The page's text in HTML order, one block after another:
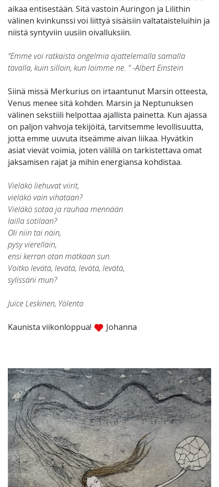
aikaa entisestään. Sitä vastoin Auringon ja Lilithin
välinen kvinkunssi voi liittyä sisäisiin valtataisteluihin ja
niistä syntyviin uusiin oivalluksiin.
"Emme voi ratkaista ongelmia ajattelemalla samalla
tavalla, kuin silloin, kun loimme ne. " -Albert Einstein
Siinä missä Merkurius on irtaantunut Marsin otteesta,
Venus menee sitä kohden. Marsin ja Neptunuksen
välinen sekstiili helpottaa ajallista painetta. Kun ajassa
on paljon vahvoja tekijöitä, tarvitsemme levollisuutta,
jotta emme uuvuta itseämme aivan liikaa. Hyvätkin
asiat vievät voimia, joten välillä on tarkistettava omat
jaksamisen rajat ja mihin energiansa kohdistaa.
Vieläkö liehuvat viirit,
vieläkö vain vihataan?
Vieläkö sotaa ja rauhaa mennään
lailla sotilaan?
Oli niin tai näin,
pysy vierelläin,
ensi kerran otan matkaan sun.
Voitko levätä, levätä, levätä, levätä,
sylissäni mun?
Juice Leskinen, Yölento
Kaunista viikonloppua! Johanna